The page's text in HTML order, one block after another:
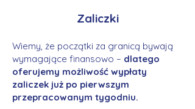
Zaliczki
Wiemy, że początki za granicą bywają
wymagające finansowo – dlatego
oferujemy możliwość wypłaty
zaliczek już po pierwszym
przepracowanym tygodniu.